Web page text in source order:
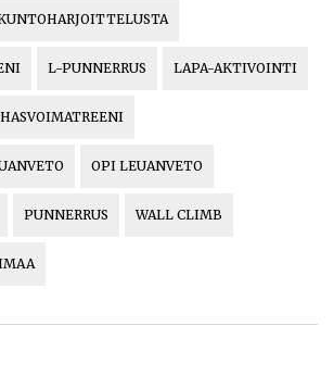
L-PUNNERRUS LAPA-AKTIVOINTI
OPI LEUANVETO
PUNNERRUS WALL CLIMB